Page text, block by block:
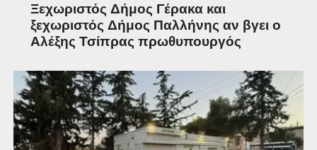
Ξεχωριστός Δήμος Γέρακα και
ξεχωριστός Δήμος Παλλήνης αν βγει ο
Αλέξης Τσίπρας πρωθυπουργός